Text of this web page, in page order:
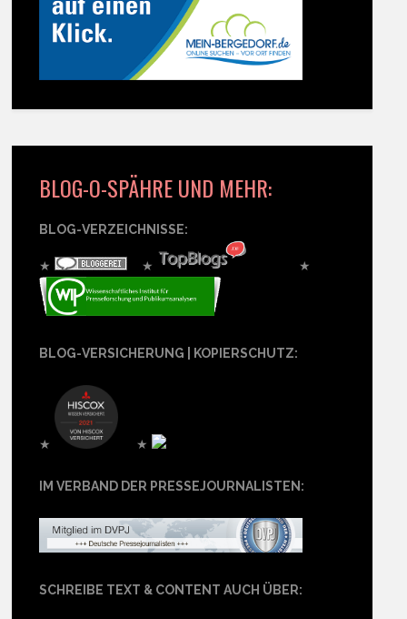
BLOG-O-SPÄHRE UND MEHR:
BLOG-VERZEICHNISSE:
★ ★ ★
BLOG-VERSICHERUNG | KOPIERSCHUTZ:
★ ★
IM VERBAND DER PRESSEJOURNALISTEN:
SCHREIBE TEXT & CONTENT AUCH ÜBER: